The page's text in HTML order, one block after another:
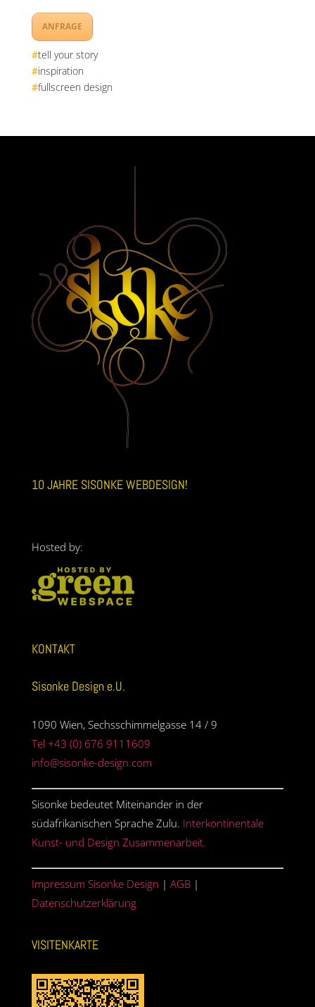
ANFRAGE
#tell your story
#inspiration
#fullscreen design
10 JAHRE SISONKE WEBDESIGN!
Hosted by:
KONTAKT
Sisonke Design e.U.
1090 Wien, Sechsschimmelgasse 14 / 9
Tel +43 (0) 676 9111609
info@sisonke-design.com
Sisonke bedeutet Miteinander in der
südafrikanischen Sprache Zulu. Interkontinentale
Kunst- und Design Zusammenarbeit.
Impressum Sisonke Design | AGB|
Datenschutzerklärung
VISITENKARTE